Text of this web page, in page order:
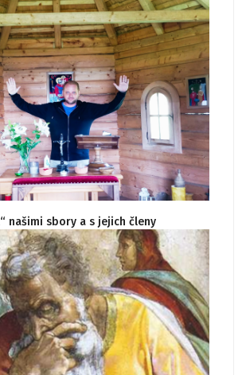
našimi sbory a s jejich členy